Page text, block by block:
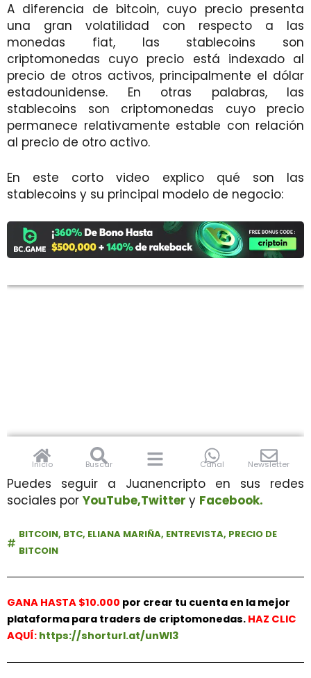
A diferencia de bitcoin, cuyo precio presenta
una gran volatilidad con respecto a las
monedas fiat, las stablecoins son
criptomonedas cuyo precio está indexado al
precio de otros activos, principalmente el dólar
estadounidense. En otras palabras, las
stablecoins son criptomonedas cuyo precio
permanece relativamente estable con relación
al precio de otro activo.
En este corto video explico qué son las
stablecoins y su principal modelo de negocio:
Puedes seguir a Juanencripto en sus redes
sociales por YouTube,Twitter y Facebook.
BITCOIN, BTC, ELIANA MARIÑA, ENTREVISTA, PRECIO DE
BITCOIN
GANA HASTA $10.000 por crear tu cuenta en la mejor
plataforma para traders de criptomonedas. HAZ CLIC
AQUÍ: https://shorturl.at/unWl3